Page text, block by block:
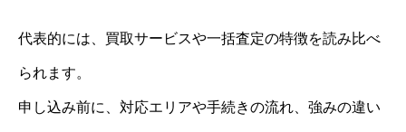
代表的には、買取サービスや一括査定の特徴を読み比べ
られます。
申し込み前に、対応エリアや手続きの流れ、強みの違い